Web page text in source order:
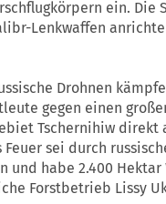
ein. Die
Lenkwaffen
Drohnen
gegen einen
Tschernihiw direkt
Feuer sei durch
und habe 2.400 Hektar
Forstbetrieb Lissy